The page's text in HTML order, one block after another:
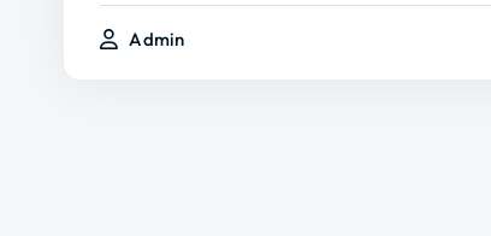
Admin